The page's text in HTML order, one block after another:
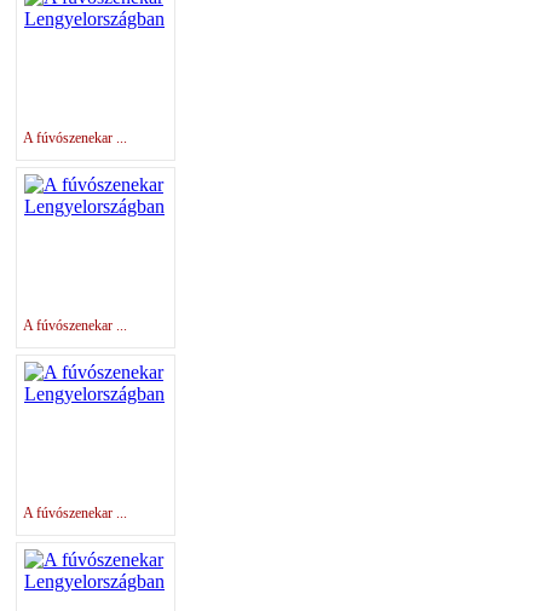
A fúvószenekar ...
A fúvószenekar ...
A fúvószenekar ...